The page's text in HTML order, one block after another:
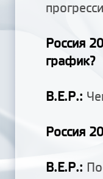
Россия
график?
В.Е.Р.:
Россия
В.Е.Р.: